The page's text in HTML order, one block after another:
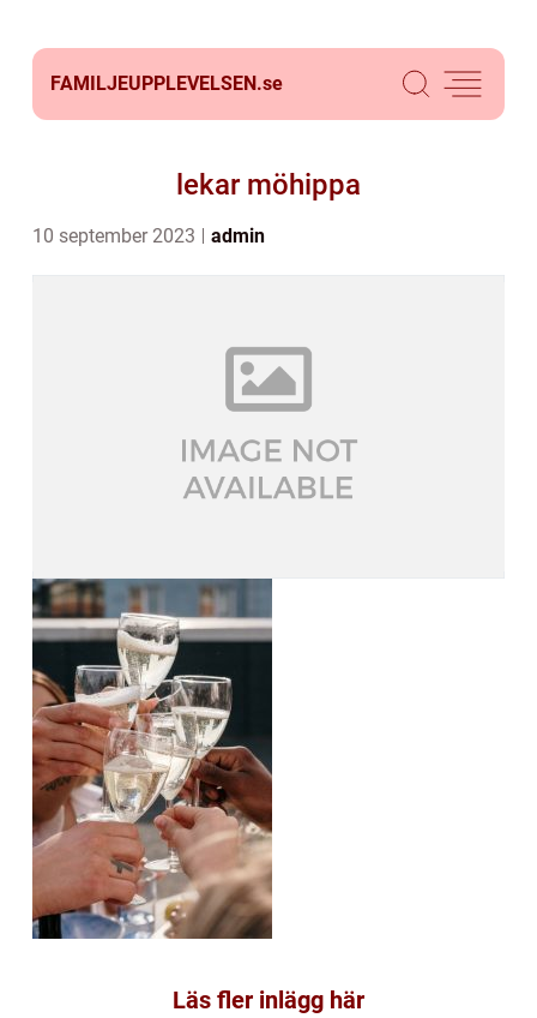
FAMILJEUPPLEVELSEN.se
lekar möhippa
10 september 2023 admin
Läs fler inlägg här